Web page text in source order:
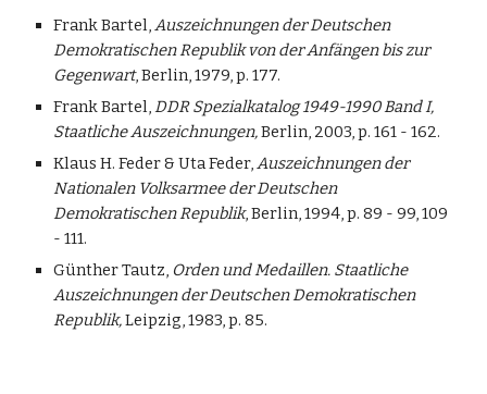
Frank Bartel,Auszeichnungen der Deutschen
Demokratischen Republik von der Anfängen bis zur
Gegenwart, Berlin, 1979, p. 177.
Frank Bartel,DDR Spezialkatalog 1949-1990 Band I,
Staatliche Auszeichnungen,Berlin, 2003, p. 161 - 162.
Klaus H. Feder & Uta Feder,Auszeichnungen der
Nationalen Volksarmee der Deutschen
Demokratischen Republik, Berlin, 1994, p. 89 - 99, 109
- 111.
Günther Tautz, Orden und Medaillen. Staatliche
Auszeichnungen der Deutschen Demokratischen
Republik,Leipzig, 1983, p. 85.